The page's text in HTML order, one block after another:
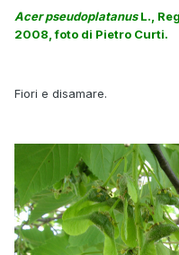
Acer pseudoplatanusL.,
2008, foto di Pietro Curti.
Fiori e disamare.